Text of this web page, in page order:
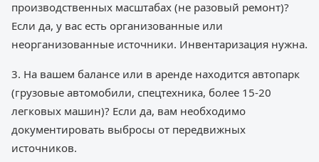
производственных масштабах (не разовый ремонт)?
Если да, у вас есть организованные или
неорганизованные источники. Инвентаризация нужна.
3. На вашем балансе или в аренде находится автопарк
(грузовые автомобили, спецтехника, более 15-20
легковых машин)? Если да, вам необходимо
документировать выбросы от передвижных
источников.